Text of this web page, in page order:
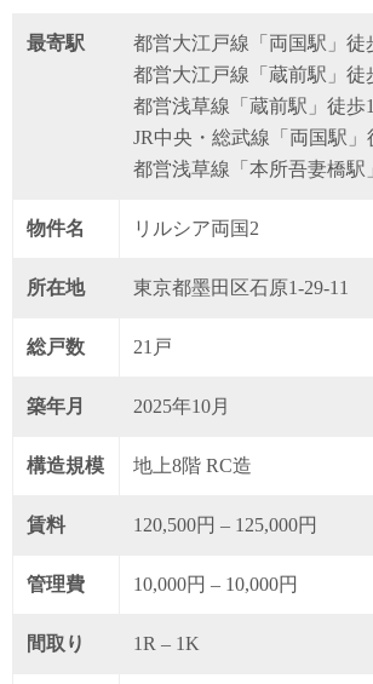
最寄駅
都営大江戸線「両国駅」徒
都営大江戸線「蔵前駅」徒
都営浅草線「蔵前駅」徒歩
JR中央・総武線「両国駅」
都営浅草線「本所吾妻橋駅
物件名 リルシア両国2
所在地 東京都墨田区石原1-29-11
総戸数 21戸
築年月 2025年10月
構造規模 地上8階 RC造
賃料 120,500円 – 125,000円
管理費 10,000円 – 10,000円
間取り 1R – 1K